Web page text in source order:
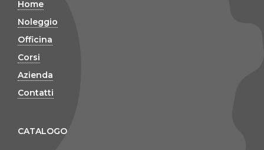
Home
Noleggio
Officina
Corsi
Azienda
Contatti
CATALOGO